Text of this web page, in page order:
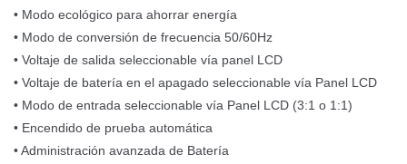
• Modo ecológico para ahorrar energía
• Modo de conversión de frecuencia 50/60Hz
• Voltaje de salida seleccionable vía panel LCD
• Voltaje de batería en el apagado seleccionable vía Panel LCD
• Modo de entrada seleccionable vía Panel LCD (3:1 o 1:1)
• Encendido de prueba automática
• Administración avanzada de Batería